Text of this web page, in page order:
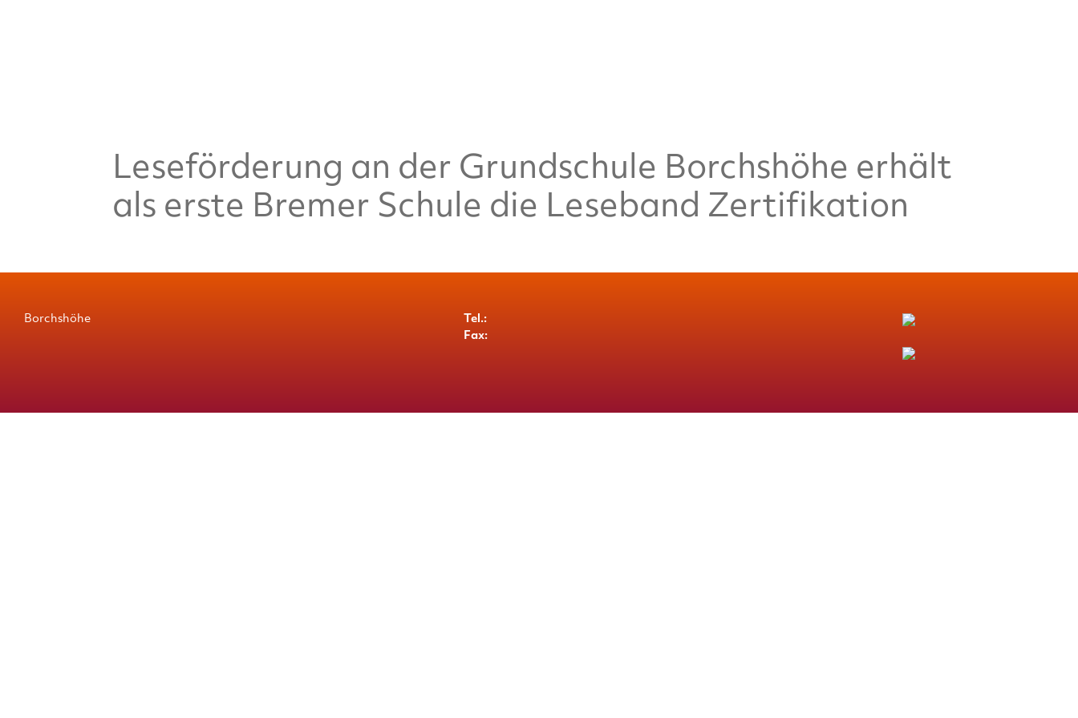
Leseförderung an der Grundschule Borchshöhe erhält
als erste Bremer Schule die Leseband Zertifikation
Borchshöhe
Tel.:
Fax: